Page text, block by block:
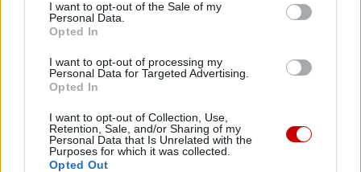
I want to opt-out of the Sale of my
Personal Data.
Opted In
I want to opt-out of processing my
Personal Data for Targeted Advertising.
Opted In
I want to opt-out of Collection, Use,
Retention, Sale, and/or Sharing of my
Personal Data that Is Unrelated with the
Purposes for which it was collected.
Opted Out
Najnowsze
06 sierpnia 2026 | 20:44
Medziugorie: zakończył się 37. Mladifest
06 sierpnia 2026 | 20:19
Biskupi Meksyku: stulecie Cristiady to czas łaski
06 sierpnia 2026 | 18:32